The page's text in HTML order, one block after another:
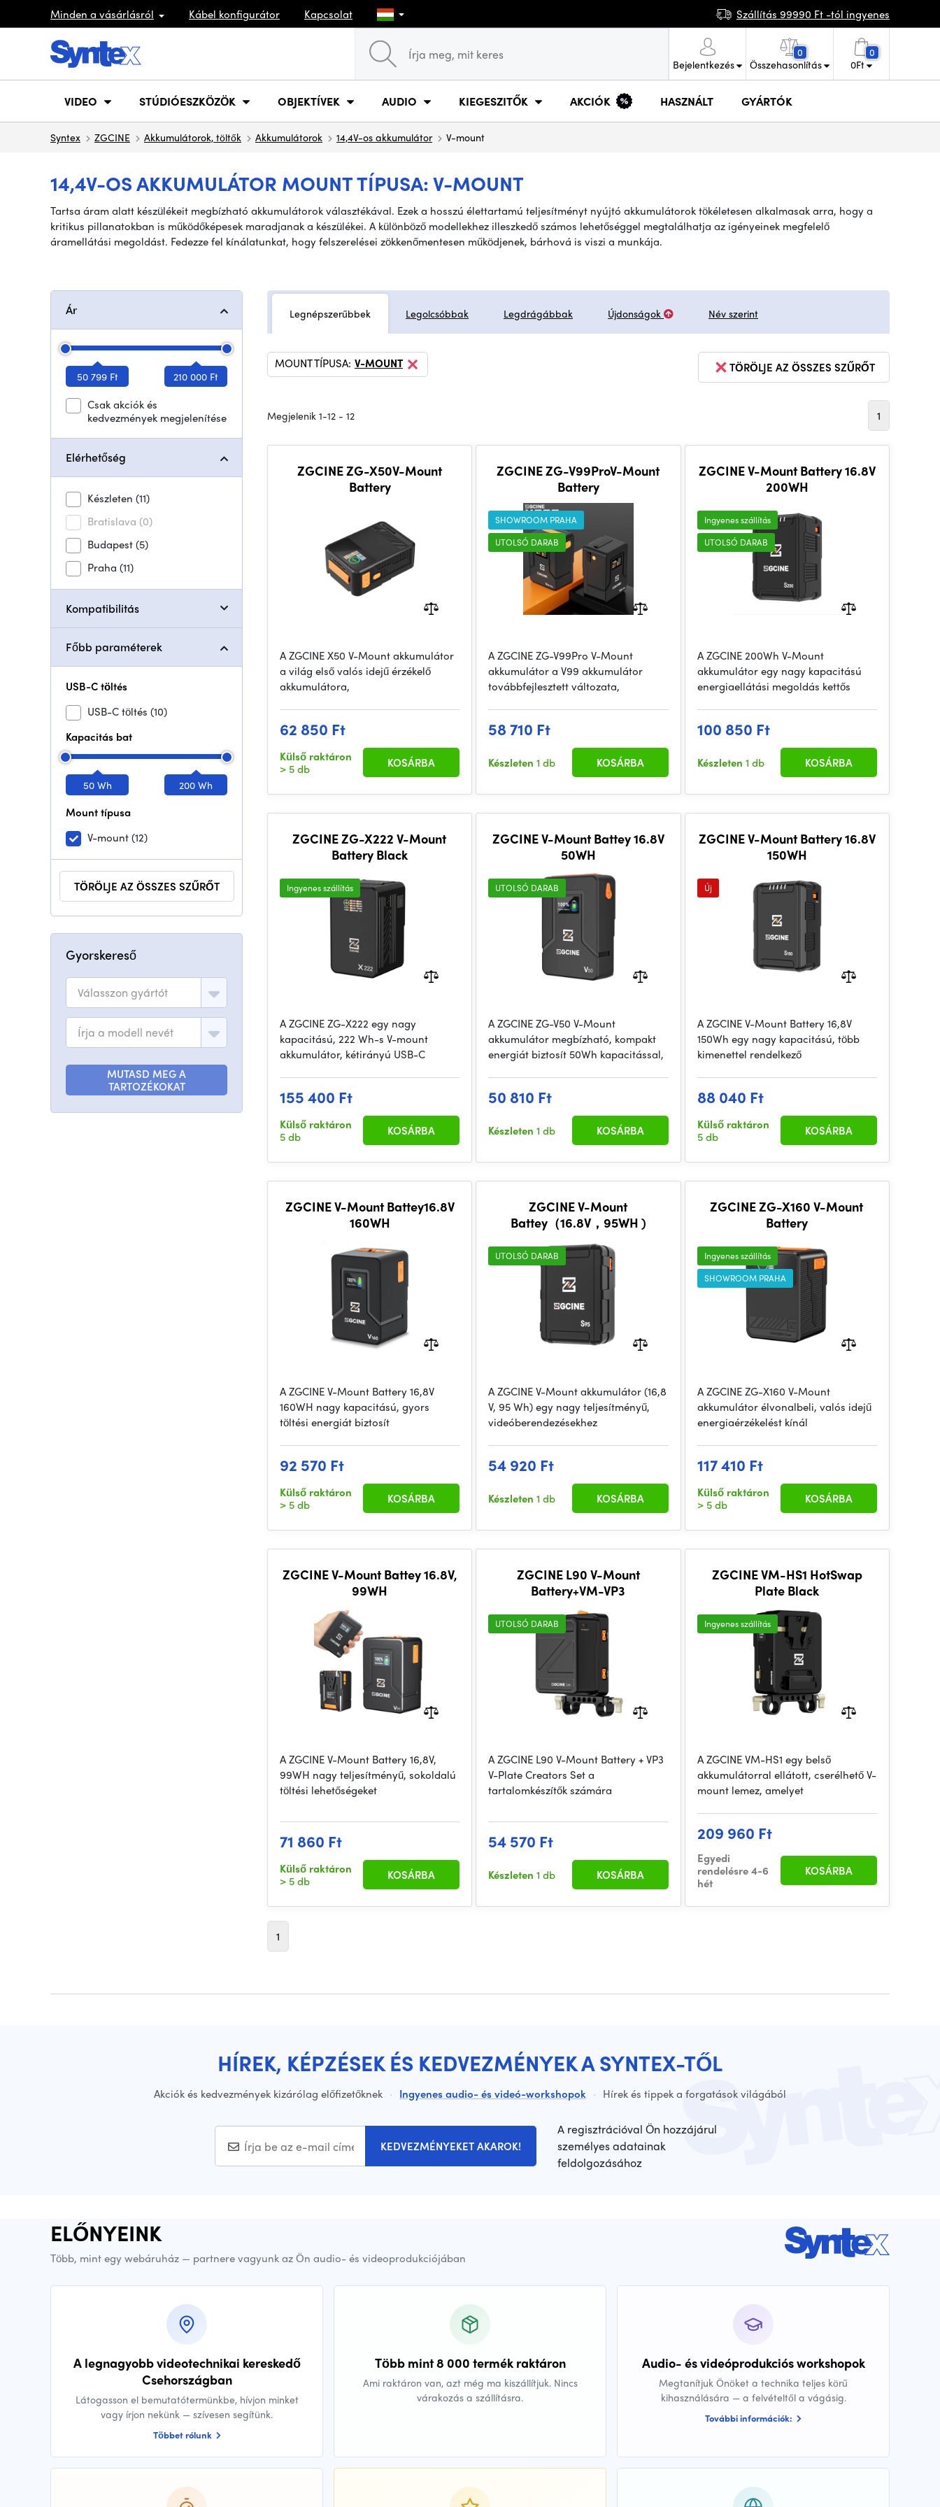
Minden a vásárlásról Kábel konfigurátor Kapcsolat Szállítás 99990 Ft -tól ingyenes
Bejelentkezés
0
Összehasonlítás
0
0Ft
VIDEO STÚDIÓESZKÖZÖK OBJEKTÍVEK AUDIO KIEGESZITŐK AKCIÓK HASZNÁLT GYÁRTÓK
Syntex ZGCINE Akkumulátorok, töltők Akkumulátorok 14,4V-os akkumulátor V-mount
14,4V-OS AKKUMULÁTOR MOUNT TÍPUSA: V-MOUNT
Tartsa áram alatt készülékeit megbízható akkumulátorok választékával. Ezek a hosszú élettartamú teljesítményt nyújtó akkumulátorok tökéletesen alkalmasak arra, hogy a
kritikus pillanatokban is működőképesek maradjanak a készülékei. A különböző modellekhez illeszkedő számos lehetőséggel megtalálhatja az igényeinek megfelelő
áramellátási megoldást. Fedezze fel kínálatunkat, hogy felszerelései zökkenőmentesen működjenek, bárhová is viszi a munkája.
Ár
50 799 Ft 210 000 Ft
Csak akciók és
kedvezmények megjelenítése
Elérhetőség
Készleten (11)
Bratislava (0)
Budapest(5)
Praha (11)
Kompatibilitás
Főbb paraméterek
USB-C töltés
USB-C töltés (10)
Kapacitás bat
50 Wh 200 Wh
Mount típusa
V-mount(12)
TÖRÖLJE AZ ÖSSZES SZŰRŐT
Gyorskereső
Válasszon gyártót
Írja a modell nevét
MUTASD MEG A
TARTOZÉKOKAT
Legnépszerűbbek Legolcsóbbak Legdrágábbak Újdonságok Név szerint
TÖRÖLJE AZ ÖSSZES SZŰRŐT
MOUNT TÍPUSA: V-MOUNT
Megjelenik 1-12 - 12 1
ZGCINE ZG-X50V-Mount
Battery
A ZGCINE X50 V-Mount akkumulátor
a világ első valós idejű érzékelő
akkumulátora,
62 850 Ft
Külső raktáron
> 5 db
KOSÁRBA
ZGCINE ZG-V99ProV-Mount
Battery
SHOWROOM PRAHA
UTOLSÓ DARAB
A ZGCINE ZG-V99Pro V-Mount
akkumulátor a V99 akkumulátor
továbbfejlesztett változata,
58 710 Ft
Készleten1 db KOSÁRBA
ZGCINE V-Mount Battery 16.8V
200WH
Ingyenes szállítás
UTOLSÓ DARAB
A ZGCINE 200Wh V-Mount
akkumulátor egy nagy kapacitású
energiaellátási megoldás kettős
100 850 Ft
Készleten 1 db KOSÁRBA
ZGCINE ZG-X222 V-Mount
Battery Black
Ingyenes szállítás
A ZGCINE ZG-X222 egy nagy
kapacitású, 222 Wh-s V-mount
akkumulátor, kétirányú USB-C
155 400 Ft
Külső raktáron
5 db
KOSÁRBA
ZGCINE V-Mount Battey 16.8V
50WH
UTOLSÓ DARAB
A ZGCINE ZG-V50 V-Mount
akkumulátor megbízható, kompakt
energiát biztosít 50Wh kapacitással,
50 810 Ft
Készleten1 db KOSÁRBA
ZGCINE V-Mount Battery 16.8V
150WH
Új
A ZGCINE V-Mount Battery 16,8V
150Wh egy nagy kapacitású, több
kimenettel rendelkező
88 040 Ft
Külső raktáron
5 db
KOSÁRBA
ZGCINE V-Mount Battey16.8V
160WH
A ZGCINE V-Mount Battery 16,8V
160WH nagy kapacitású, gyors
töltési energiát biztosít
92 570 Ft
Külső raktáron
> 5 db
KOSÁRBA
ZGCINE V-Mount
Battey（16.8V，95WH )
UTOLSÓ DARAB
A ZGCINE V-Mount akkumulátor (16,8
V, 95 Wh) egy nagy teljesítményű,
videóberendezésekhez
54 920 Ft
Készleten1 db KOSÁRBA
ZGCINE ZG-X160 V-Mount
Battery
Ingyenes szállítás
SHOWROOM PRAHA
A ZGCINE ZG-X160 V-Mount
akkumulátor élvonalbeli, valós idejű
energiaérzékelést kínál
117 410 Ft
Külső raktáron
> 5 db
KOSÁRBA
ZGCINE V-Mount Battey 16.8V,
99WH
A ZGCINE V-Mount Battery 16,8V,
99WH nagy teljesítményű, sokoldalú
töltési lehetőségeket
71 860 Ft
Külső raktáron
> 5 db
KOSÁRBA
ZGCINE L90 V-Mount
Battery+VM-VP3
UTOLSÓ DARAB
A ZGCINE L90 V-Mount Battery + VP3
V-Plate Creators Set a
tartalomkészítők számára
54 570 Ft
Készleten1 db KOSÁRBA
ZGCINE VM-HS1 HotSwap
Plate Black
Ingyenes szállítás
A ZGCINE VM-HS1 egy belső
akkumulátorral ellátott, cserélhető V-
mount lemez, amelyet
209 960 Ft
Egyedi
rendelésre 4-6
hét
KOSÁRBA
1
HÍREK, KÉPZÉSEK ÉS KEDVEZMÉNYEK A SYNTEX-TŐL
Akciók és kedvezmények kizárólag előfizetőknek · Ingyenes audio- és videó-workshopok · Hírek és tippek a forgatások világából
KEDVEZMÉNYEKET AKAROK!
A regisztrációval Ön hozzájárul
személyes adatainak
feldolgozásához
ELŐNYEINK
Több, mint egy webáruház — partnere vagyunk az Ön audio- és videoprodukciójában
A legnagyobb videotechnikai kereskedő
Csehországban
Látogasson el bemutatótermünkbe, hívjon minket
vagy írjon nekünk — szívesen segítünk.
Többet rólunk
Több mint 8 000 termék raktáron
Ami raktáron van, azt még ma kiszállítjuk. Nincs
várakozás a szállításra.
Audio- és videóprodukciós workshopok
Megtanítjuk Önöket a technika teljes körű
kihasználására — a felvételtől a vágásig.
További információk: